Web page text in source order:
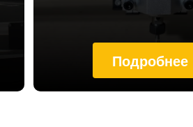
Подробнее